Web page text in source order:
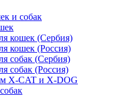
и собак
кошек (Сербия)
кошек (Россия)
собак (Сербия)
собак (Россия)
X-CAT и X-DOG